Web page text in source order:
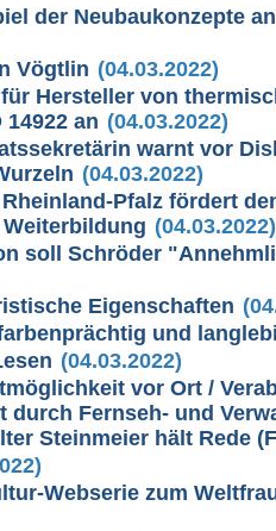
der Neubaukonzepte
Vögtlin (04.03.2022)
Hersteller von
an (04.03.2022)
warnt vor
(04.03.2022)
Pfalz fördert
(04.03.2022)
soll Schröder
Eigenschaften
und
(04.03.2022)
vor Ort /
durch Fernseh- und
Steinmeier hält Rede
Webserie zum